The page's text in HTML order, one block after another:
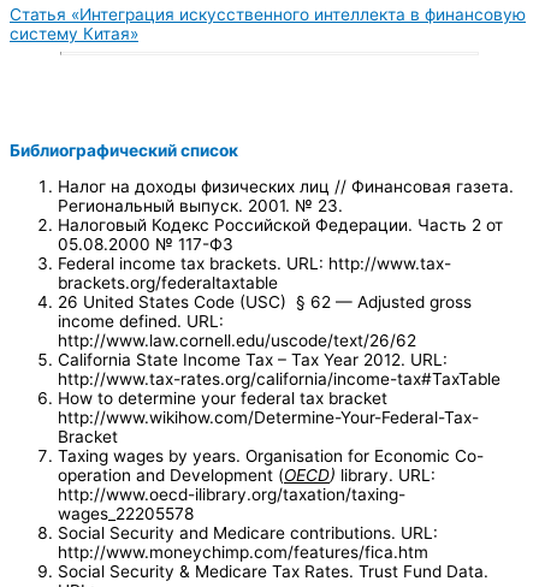
Статья «Интеграция искусственного интеллекта в финансовую
систему Китая»
Библиографический список
Налог на доходы физических лиц // Финансовая газета.
Региональный выпуск. 2001. № 23.
Налоговый Кодекс Российской Федерации. Часть 2 от
05.08.2000 № 117-ФЗ
Federal income tax brackets. URL: http://www.tax-
brackets.org/federaltaxtable
26 United States Code (USC) § 62 — Adjusted gross
income defined. URL:
http://www.law.cornell.edu/uscode/text/26/62
California State Income Tax – Tax Year 2012. URL:
http://www.tax-rates.org/california/income-tax#TaxTable
How to determine your federal tax bracket
http://www.wikihow.com/Determine-Your-Federal-Tax-
Bracket
Taxing wages by years. Organisation for Economic Co-
operation and Development (OECD) library. URL:
http://www.oecd-ilibrary.org/taxation/taxing-
wages_22205578
Social Security and Medicare contributions. URL:
http://www.moneychimp.com/features/fica.htm
Social Security & Medicare Tax Rates. Trust Fund Data.